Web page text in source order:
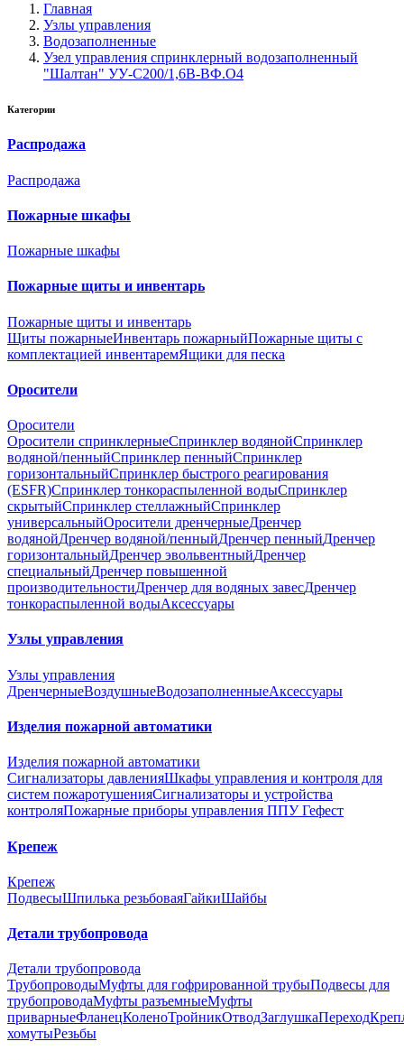
Главная
Узлы управления
Водозаполненные
Узел управления спринклерный водозаполненный
"Шалтан" УУ-С200/1,6В-ВФ.О4
Категории
Распродажа
Распродажа
Пожарные шкафы
Пожарные шкафы
Пожарные щиты и инвентарь
Пожарные щиты и инвентарь
Щиты пожарныеИнвентарь пожарныйПожарные щиты с
комплектацией инвентаремЯщики для песка
Оросители
Оросители
Оросители спринклерныеСпринклер водянойСпринклер
водяной/пенныйСпринклер пенныйСпринклер
горизонтальныйСпринклер быстрого реагирования
(ESFR)Спринклер тонкораспыленной водыСпринклер
скрытыйСпринклер стеллажныйСпринклер
универсальныйОросители дренчерныеДренчер
водянойДренчер водяной/пенныйДренчер пенныйДренчер
горизонтальныйДренчер эвольвентныйДренчер
специальныйДренчер повышенной
производительностиДренчер для водяных завесДренчер
тонкораспыленной водыАксессуары
Узлы управления
Узлы управления
ДренчерныеВоздушныеВодозаполненныеАксессуары
Изделия пожарной автоматики
Изделия пожарной автоматики
Сигнализаторы давленияШкафы управления и контроля для
систем пожаротушенияСигнализаторы и устройства
контроляПожарные приборы управления ППУ Гефест
Крепеж
Крепеж
ПодвесыШпилька резьбоваяГайкиШайбы
Детали трубопровода
Детали трубопровода
ТрубопроводыМуфты для гофрированной трубыПодвесы для
трубопроводаМуфты разъемныеМуфты
приварныеФланецКоленоТройникОтводЗаглушкаПереход
хомутыРезьбы